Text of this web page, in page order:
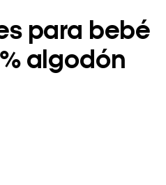
para bebé
algodón